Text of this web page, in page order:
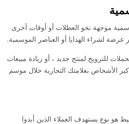
موجهة نحو العطلات أو أوقات أخرى
عرضة لشراء الهدايا أو العناصر الموسمية.
للترويج لمنتج جديد ، أو زيادة مبيعات
الأشخاص بعلامتك التجارية خلال موسم
هو نوع يستهدف العملاء الذين أبدوا